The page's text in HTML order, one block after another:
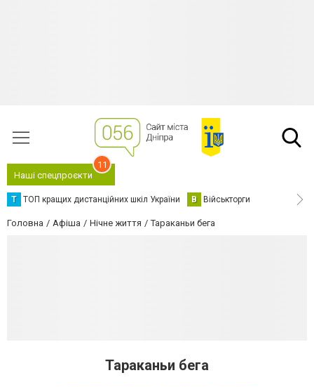
Наші спецпроєкти
11
Т ТОП кращих дистанційних шкіл України В Військторги
Головна Афіша Нічне життя Тараканьи бега
Тараканьи бега